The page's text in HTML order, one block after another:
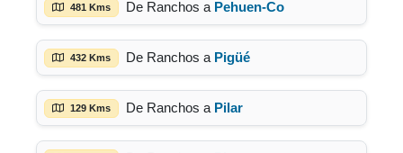
481 Kms De Ranchos a Pehuen-Co
432 Kms De Ranchos a Pigüé
129 Kms De Ranchos a Pilar